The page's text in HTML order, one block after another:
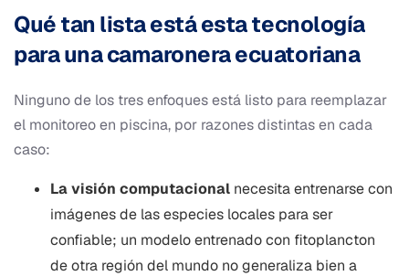
Qué tan lista está esta tecnología
para una camaronera ecuatoriana
Ninguno de los tres enfoques está listo para reemplazar
el monitoreo en piscina, por razones distintas en cada
caso:
La visión computacional necesita entrenarse con
imágenes de las especies locales para ser
confiable; un modelo entrenado con fitoplancton
de otra región del mundo no generaliza bien a